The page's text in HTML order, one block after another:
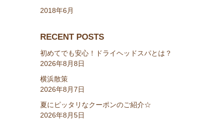
2018年6月
RECENT POSTS
初めてでも安心！ドライヘッドスパとは？
2026年8月8日
横浜散策
2026年8月7日
夏にピッタリなクーポンのご紹介☆
2026年8月5日